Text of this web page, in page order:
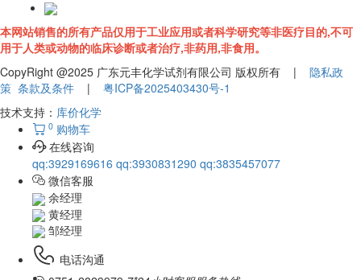
本网站销售的所有产品仅用于工业应用或者科学研究等非医疗目的,不可
用于人类或动物的临床诊断或者治疗,非药用,非食用。
CopyRight @2025 广东元丰化学试剂有限公司 版权所有 | 隐私政
策 条款及条件 | 粤ICP备2025403430号-1
技术支持： 库价化学
0 购物车
在线咨询
qq:3929169616 qq:3930831290 qq:3835457077
微信客服
余经理
黄经理
邹经理
电话沟通